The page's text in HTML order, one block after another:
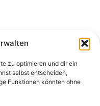
zu optimieren und dir ein
selbst entscheiden,
Funktionen könnten ohne